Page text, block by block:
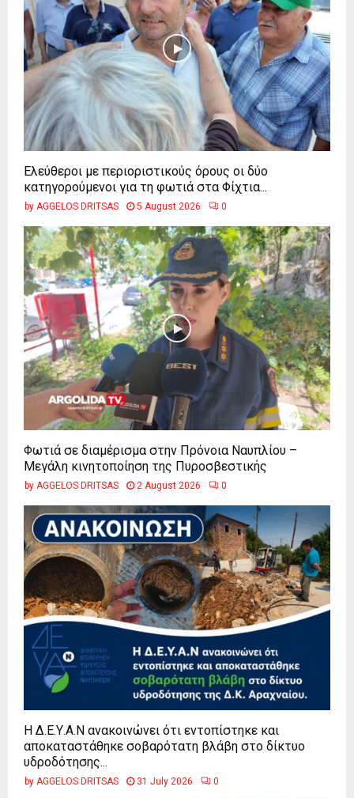
Ελεύθεροι με περιοριστικούς όρους οι δύο
κατηγορούμενοι για τη φωτιά στα Φίχτια...
by AGGELOS DRITSAS 5 August 2026 0
Φωτιά σε διαμέρισμα στην Πρόνοια Ναυπλίου –
Μεγάλη κινητοποίηση της Πυροσβεστικής
by AGGELOS DRITSAS 2 August 2026 0
Η Δ.Ε.Υ.Α.Ν ανακοινώνει ότι εντοπίστηκε και
αποκαταστάθηκε σοβαρότατη βλάβη στο δίκτυο
υδροδότησης...
by AGGELOS DRITSAS 31 July 2026 0